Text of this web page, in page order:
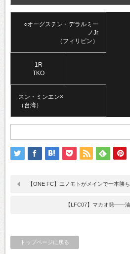
○オーグスチン・デラルミー
ノJr
（フィリピン）
1R
TKO
スン・ミンエン×
（台湾）
【ONE FC】エノモトがメインで一本勝
【LFC07】マカオ発――
トップページに戻る